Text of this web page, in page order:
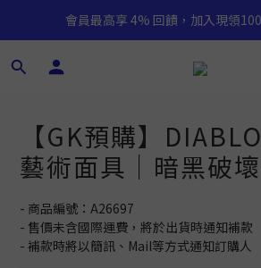
會員最高享 4% 回饋，加入現領
【GK預購】
藝術面具｜暗黑破
- 商品編號：A26697
- 售價未含國際運費，將於出貨時通知補款
- 補款時將以簡訊、Mail等方式通知訂購人